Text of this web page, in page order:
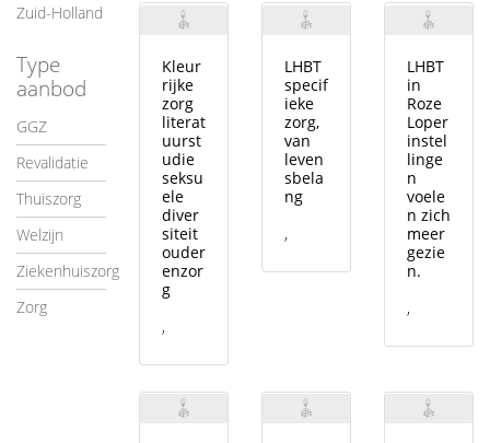
Zuid-Holland
Type
aanbod
GGZ
Revalidatie
Thuiszorg
Welzijn
Ziekenhuiszorg
Zorg
Kleur
rijke
zorg
literat
uurst
udie
seksu
ele
diver
siteit
ouder
enzor
g
,
LHBT
specif
ieke
zorg,
van
leven
sbela
ng
,
LHBT
in
Roze
Loper
instel
linge
n
voele
n zich
meer
gezie
n.
,